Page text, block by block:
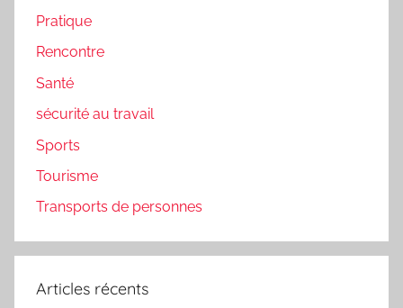
Pratique
Rencontre
Santé
sécurité au travail
Sports
Tourisme
Transports de personnes
Articles récents